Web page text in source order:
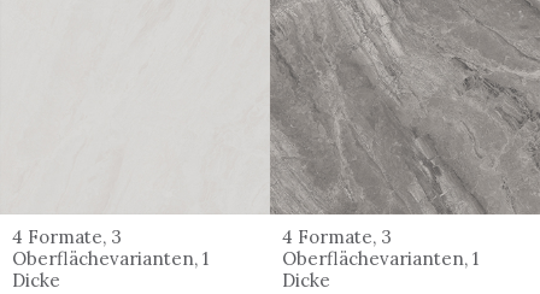
4 Formate, 3
Oberflächevarianten, 1
Dicke
4 Formate, 3
Oberflächevarianten, 1
Dicke